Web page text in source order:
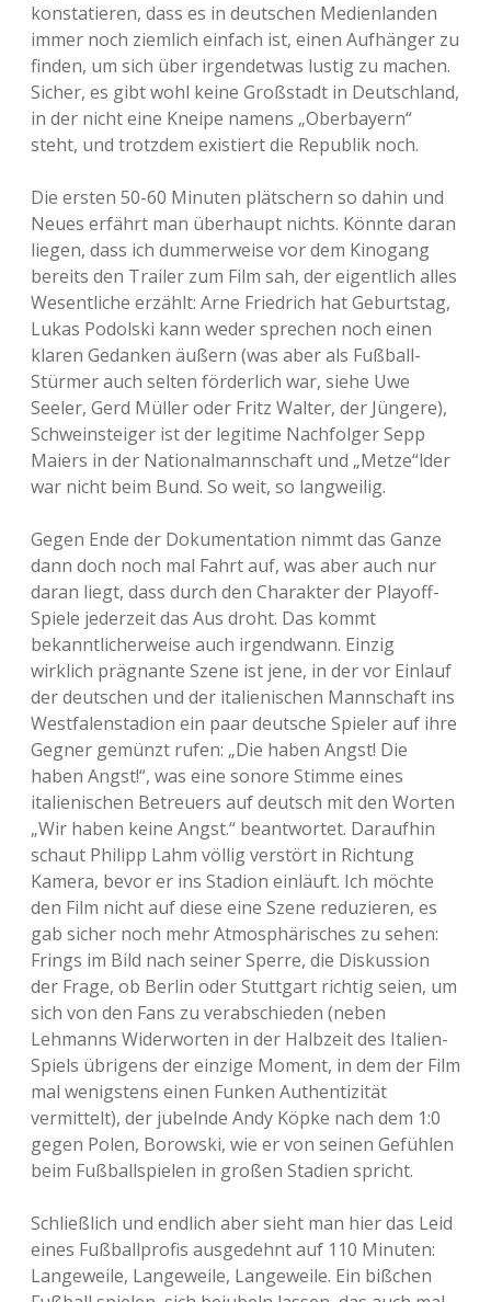
konstatieren, dass es in deutschen Medienlanden
immer noch ziemlich einfach ist, einen Aufhänger zu
finden, um sich über irgendetwas lustig zu machen.
Sicher, es gibt wohl keine Großstadt in Deutschland,
in der nicht eine Kneipe namens „Oberbayern“
steht, und trotzdem existiert die Republik noch.
Die ersten 50-60 Minuten plätschern so dahin und
Neues erfährt man überhaupt nichts. Könnte daran
liegen, dass ich dummerweise vor dem Kinogang
bereits den Trailer zum Film sah, der eigentlich alles
Wesentliche erzählt: Arne Friedrich hat Geburtstag,
Lukas Podolski kann weder sprechen noch einen
klaren Gedanken äußern (was aber als Fußball-
Stürmer auch selten förderlich war, siehe Uwe
Seeler, Gerd Müller oder Fritz Walter, der Jüngere),
Schweinsteiger ist der legitime Nachfolger Sepp
Maiers in der Nationalmannschaft und „Metze“lder
war nicht beim Bund. So weit, so langweilig.
Gegen Ende der Dokumentation nimmt das Ganze
dann doch noch mal Fahrt auf, was aber auch nur
daran liegt, dass durch den Charakter der Playoff-
Spiele jederzeit das Aus droht. Das kommt
bekanntlicherweise auch irgendwann. Einzig
wirklich prägnante Szene ist jene, in der vor Einlauf
der deutschen und der italienischen Mannschaft ins
Westfalenstadion ein paar deutsche Spieler auf ihre
Gegner gemünzt rufen: „Die haben Angst! Die
haben Angst!“, was eine sonore Stimme eines
italienischen Betreuers auf deutsch mit den Worten
„Wir haben keine Angst.“ beantwortet. Daraufhin
schaut Philipp Lahm völlig verstört in Richtung
Kamera, bevor er ins Stadion einläuft. Ich möchte
den Film nicht auf diese eine Szene reduzieren, es
gab sicher noch mehr Atmosphärisches zu sehen:
Frings im Bild nach seiner Sperre, die Diskussion
der Frage, ob Berlin oder Stuttgart richtig seien, um
sich von den Fans zu verabschieden (neben
Lehmanns Widerworten in der Halbzeit des Italien-
Spiels übrigens der einzige Moment, in dem der Film
mal wenigstens einen Funken Authentizität
vermittelt), der jubelnde Andy Köpke nach dem 1:0
gegen Polen, Borowski, wie er von seinen Gefühlen
beim Fußballspielen in großen Stadien spricht.
Schließlich und endlich aber sieht man hier das Leid
eines Fußballprofis ausgedehnt auf 110 Minuten:
Langeweile, Langeweile, Langeweile. Ein bißchen